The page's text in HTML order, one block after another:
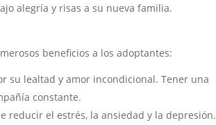
alegría y risas a su nueva familia.
beneficios a los adoptantes:
su lealtad y amor incondicional. Tener una
constante.
reducir el estrés, la ansiedad y la depresión.